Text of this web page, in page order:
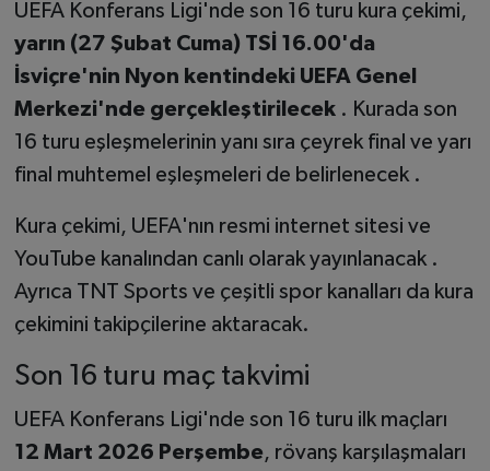
UEFA Konferans Ligi'nde son 16 turu kura çekimi,
yarın (27 Şubat Cuma) TSİ 16.00'da
İsviçre'nin Nyon kentindeki UEFA Genel
Merkezi'nde gerçekleştirilecek. Kurada son
16 turu eşleşmelerinin yanı sıra çeyrek final ve yarı
final muhtemel eşleşmeleri de belirlenecek .
Kura çekimi, UEFA'nın resmi internet sitesi ve
YouTube kanalından canlı olarak yayınlanacak .
Ayrıca TNT Sports ve çeşitli spor kanalları da kura
çekimini takipçilerine aktaracak.
Son 16 turu maç takvimi
UEFA Konferans Ligi'nde son 16 turu ilk maçları
12 Mart 2026 Perşembe, rövanş karşılaşmaları